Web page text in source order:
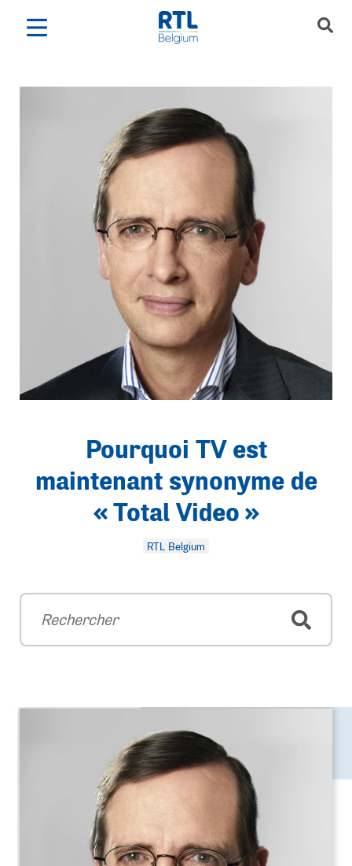
Pourquoi TV est
maintenant synonyme de
« Total Video »
RTL Belgium
Rechercher